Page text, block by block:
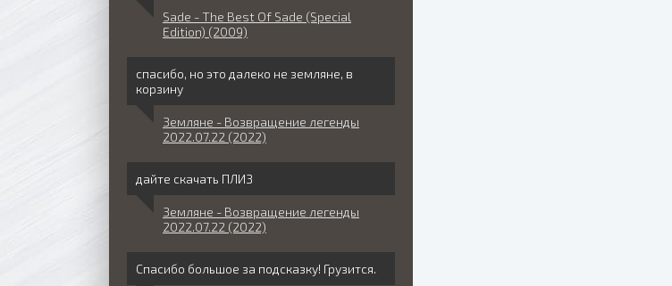
Sade - The Best Of Sade (Special
Edition) (2009)
спасибо, но это далеко не земляне, в
корзину
Земляне - Возвращение легенды
2022.07.22 (2022)
дайте скачать ПЛИЗ
Земляне - Возвращение легенды
2022.07.22 (2022)
Спасибо большое за подсказку! Грузится.